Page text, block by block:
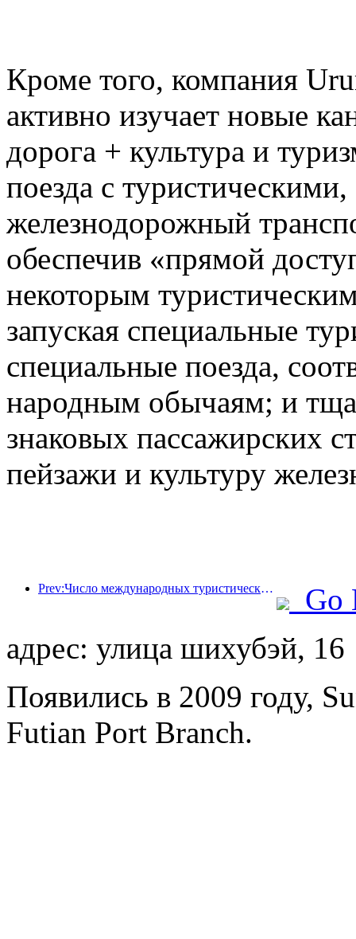
Кроме того, компания
активно изучает новые
дорога + культура и
поезда с
железнодорожный
обеспечив «прямой
некоторым
запуская специальные
специальные поезда,
народным обычаям; и
знаковых пассажирских
пейзажи и культуру
Prev:Число международных туристических прибытий в мире в первой половине года увеличилось на 5% в годовом исчислении
Go
адрес: улица шихубэй, 16
Появились в 2009 году,
Futian Port Branch.